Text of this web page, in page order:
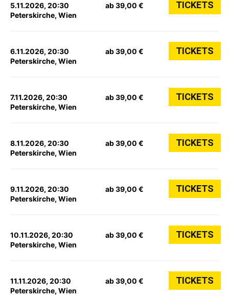
5.11.2026, 20:30
Peterskirche, Wien
ab 39,00 € TICKETS
6.11.2026, 20:30
Peterskirche, Wien
ab 39,00 € TICKETS
7.11.2026, 20:30
Peterskirche, Wien
ab 39,00 € TICKETS
8.11.2026, 20:30
Peterskirche, Wien
ab 39,00 € TICKETS
9.11.2026, 20:30
Peterskirche, Wien
ab 39,00 € TICKETS
10.11.2026, 20:30
Peterskirche, Wien
ab 39,00 € TICKETS
11.11.2026, 20:30
Peterskirche, Wien
ab 39,00 € TICKETS